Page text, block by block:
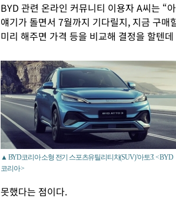
BYD 관련 온라인 커뮤니티 이용자 A씨는 “
얘기가 돌면서 7월까지 기다릴지, 지금 구
미리 해주면 가격 등을 비교해 결정을 할텐
▲ BYD코리아 소형 전기 스포츠유틸리티차(SUV) '아토3'. < BYD
코리아 >
못했다는 점이다.